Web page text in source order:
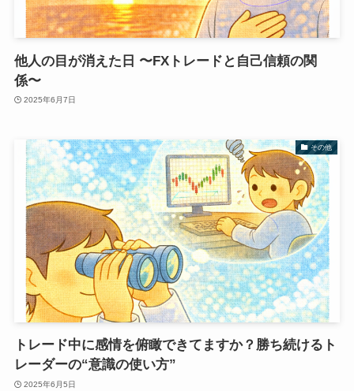
他人の目が消えた日 〜FXトレードと自己信頼の関
係〜
2025年6月7日
その他
トレード中に感情を俯瞰できてますか？勝ち続けるト
レーダーの“意識の使い方”
2025年6月5日